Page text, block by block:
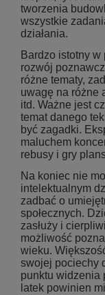
tworzenia
wszystkie
działania.
Bardzo istotny
rozwój
różne tematy,
uwagę na różne
itd. Ważne jest
temat danego
być zagadki.
maluchem
rebusy i gry
Na koniec nie
intelektualnym
zadbać o
społecznych.
zasłuży i
możliwość
wieku.
swojej pociechy
punktu widzenia
latek powinien